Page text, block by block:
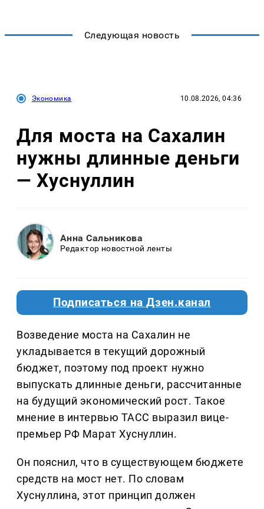
Следующая новость
Экономика 10.08.2026, 04:36
Для моста на Сахалин
нужны длинные деньги
— Хуснуллин
Анна Сальникова
Редактор новостной ленты
Подписаться на Дзен.канал
Возведение моста на Сахалин не
укладывается в текущий дорожный
бюджет, поэтому под проект нужно
выпускать длинные деньги, рассчитанные
на будущий экономический рост. Такое
мнение в интервью ТАСС выразил вице-
премьер РФ Марат Хуснуллин.
Он пояснил, что в существующем бюджете
средств на мост нет. По словам
Хуснуллина, этот принцип должен